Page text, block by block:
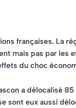
françaises. La
mais pas par les
du choc
a délocalisé 85
sont eux aussi